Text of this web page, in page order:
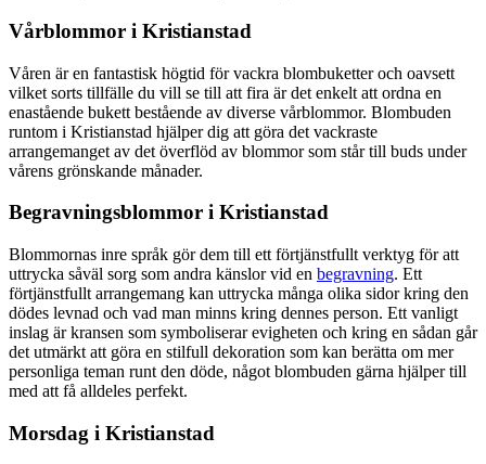
Vårblommor i Kristianstad
Våren är en fantastisk högtid för vackra blombuketter och oavsett
vilket sorts tillfälle du vill se till att fira är det enkelt att ordna en
enastående bukett bestående av diverse vårblommor. Blombuden
runtom i Kristianstad hjälper dig att göra det vackraste
arrangemanget av det överflöd av blommor som står till buds under
vårens grönskande månader.
Begravningsblommor i Kristianstad
Blommornas inre språk gör dem till ett förtjänstfullt verktyg för att
uttrycka såväl sorg som andra känslor vid en begravning. Ett
förtjänstfullt arrangemang kan uttrycka många olika sidor kring den
dödes levnad och vad man minns kring dennes person. Ett vanligt
inslag är kransen som symboliserar evigheten och kring en sådan går
det utmärkt att göra en stilfull dekoration som kan berätta om mer
personliga teman runt den döde, något blombuden gärna hjälper till
med att få alldeles perfekt.
Morsdag i Kristianstad